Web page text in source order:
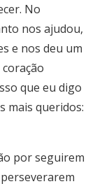
No
nos ajudou,
e nos deu um
que eu digo
mais queridos:
por seguirem